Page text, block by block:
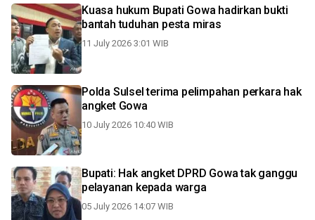
Kuasa hukum Bupati Gowa hadirkan bukti
bantah tuduhan pesta miras
11 July 2026 3:01 WIB
Polda Sulsel terima pelimpahan perkara hak
angket Gowa
10 July 2026 10:40 WIB
Bupati: Hak angket DPRD Gowa tak ganggu
pelayanan kepada warga
05 July 2026 14:07 WIB